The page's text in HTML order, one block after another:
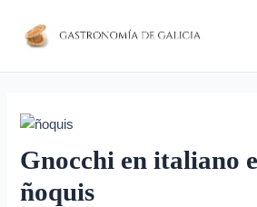
Gnocchi en italiano
ñoquis
de
c
i
ó